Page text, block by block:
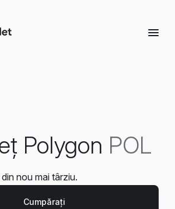
Polygon POL
nou mai târziu.
Cumpărați